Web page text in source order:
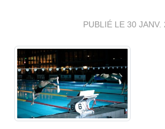
PUBLIÉ LE 30 JANV.